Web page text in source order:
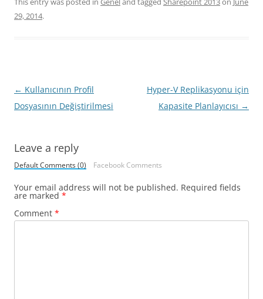
29, 2014.
Post
navigation
← Kullanıcının Profil
Dosyasının Değiştirilmesi
Hyper-V Replikasyonu için
Kapasite Planlayıcısı →
Leave a reply
Default Comments (0) Facebook Comments
Your email address will not be published. Required fields
are marked *
Comment *